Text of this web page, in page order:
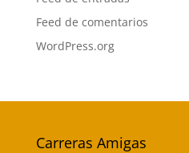
Feed de comentarios
WordPress.org
Carreras Amigas